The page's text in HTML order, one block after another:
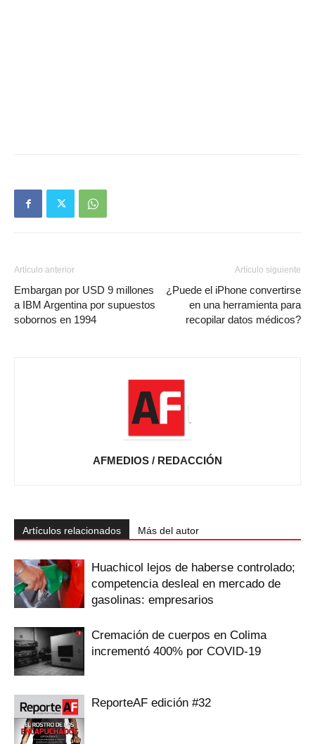
Artículo anterior
Embargan por USD 9 millones
a IBM Argentina por supuestos
sobornos en 1994
Artículo siguiente
¿Puede el iPhone convertirse
en una herramienta para
recopilar datos médicos?
AFMEDIOS / REDACCIÓN
Artículos relacionados Más del autor
Huachicol lejos de haberse controlado;
competencia desleal en mercado de
gasolinas: empresarios
Cremación de cuerpos en Colima
incrementó 400% por COVID-19
ReporteAF edición #32